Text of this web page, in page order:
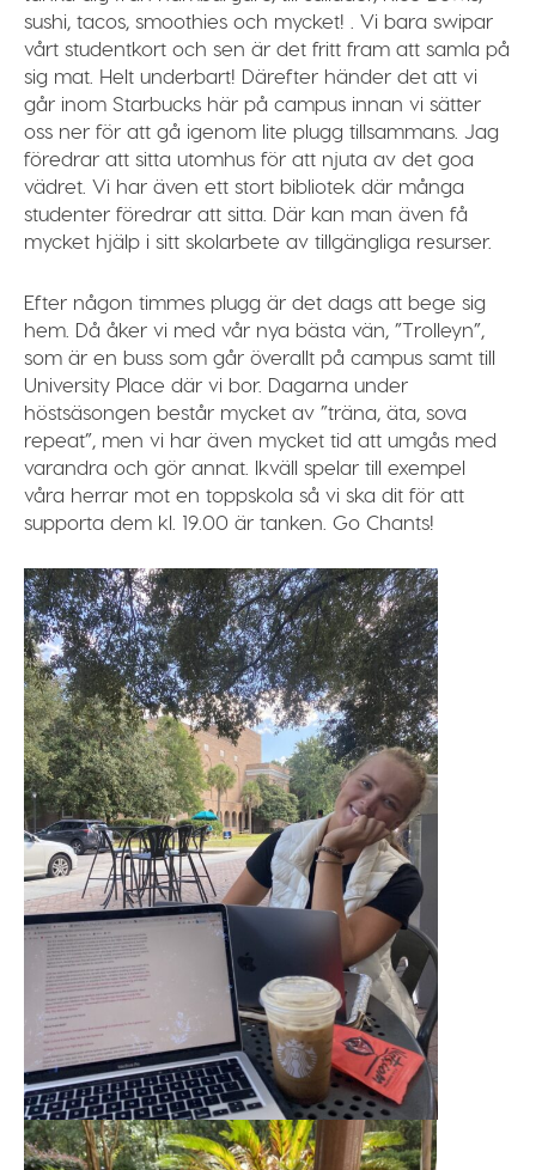
sushi, tacos, smoothies och mycket! . Vi bara swipar
vårt studentkort och sen är det fritt fram att samla på
sig mat. Helt underbart! Därefter händer det att vi
går inom Starbucks här på campus innan vi sätter
oss ner för att gå igenom lite plugg tillsammans. Jag
föredrar att sitta utomhus för att njuta av det goa
vädret. Vi har även ett stort bibliotek där många
studenter föredrar att sitta. Där kan man även få
mycket hjälp i sitt skolarbete av tillgängliga resurser.
Efter någon timmes plugg är det dags att bege sig
hem. Då åker vi med vår nya bästa vän, ”Trolleyn”,
som är en buss som går överallt på campus samt till
University Place där vi bor. Dagarna under
höstsäsongen består mycket av ”träna, äta, sova
repeat”, men vi har även mycket tid att umgås med
varandra och gör annat. Ikväll spelar till exempel
våra herrar mot en toppskola så vi ska dit för att
supporta dem kl. 19.00 är tanken.Go Chants!